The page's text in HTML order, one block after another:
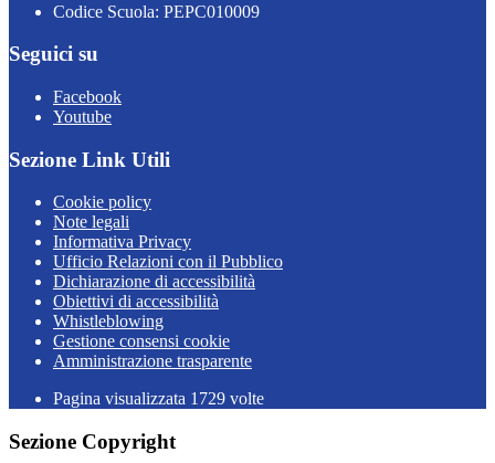
Codice Scuola: PEPC010009
Seguici su
Facebook
Youtube
Sezione Link Utili
Cookie policy
Note legali
Informativa Privacy
Ufficio Relazioni con il Pubblico
Dichiarazione di accessibilità
Obiettivi di accessibilità
Whistleblowing
Gestione consensi cookie
Amministrazione trasparente
Pagina visualizzata 1729 volte
Sezione Copyright